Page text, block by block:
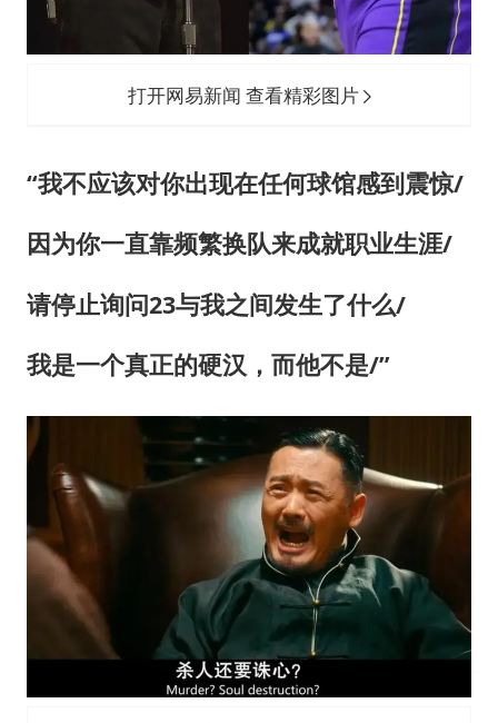
打开网易新闻 查看精彩图片
“我不应该对你出现在任何球馆感到震惊/
因为你一直靠频繁换队来成就职业生涯/
请停止询问23与我之间发生了什么/
我是一个真正的硬汉，而他不是/”